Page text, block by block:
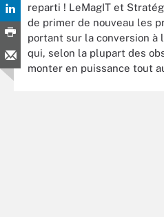
reparti ! LeMagIT et
de primer de nouveau les
portant sur la conversion à
qui, selon la plupart des
monter en puissance tout